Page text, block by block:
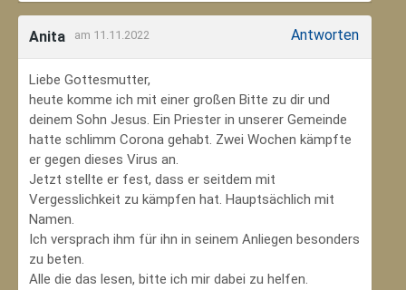
Anita am 11.11.2022 Antworten
Liebe Gottesmutter,
heute komme ich mit einer großen Bitte zu dir und
deinem Sohn Jesus. Ein Priester in unserer Gemeinde
hatte schlimm Corona gehabt. Zwei Wochen kämpfte
er gegen dieses Virus an.
Jetzt stellte er fest, dass er seitdem mit
Vergesslichkeit zu kämpfen hat. Hauptsächlich mit
Namen.
Ich versprach ihm für ihn in seinem Anliegen besonders
zu beten.
Alle die das lesen, bitte ich mir dabei zu helfen.